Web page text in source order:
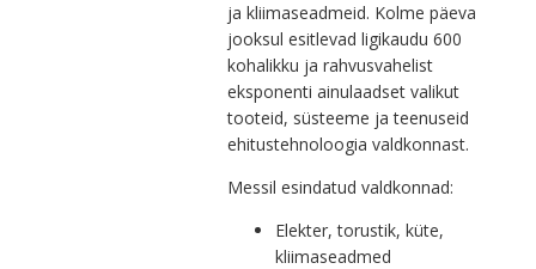
ja kliimaseadmeid. Kolme päeva
jooksul esitlevad ligikaudu 600
kohalikku ja rahvusvahelist
eksponenti ainulaadset valikut
tooteid, süsteeme ja teenuseid
ehitustehnoloogia valdkonnast.
Messil esindatud valdkonnad:
Elekter, torustik, küte,
kliimaseadmed